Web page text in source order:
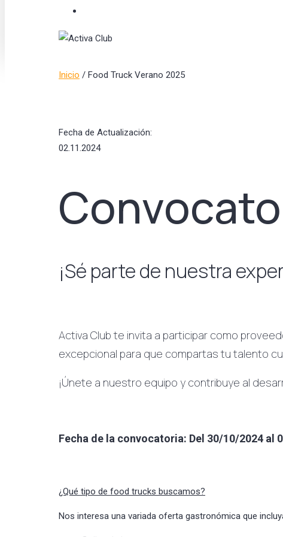
Hit enter to search or ESC to close
Inicio / Food Truck Verano 2025
Fecha de Actualización:
02.11.2024
¡Sé parte de nuestra
Activa Club te invita a participar como
excepcional para que compartas tu talento
¡Únete a nuestro equipo y contribuye al
Fecha de la convocatoria: Del 30/10/2024 al
¿Qué tipo de food trucks buscamos?
Nos interesa una variada oferta gastronómica que